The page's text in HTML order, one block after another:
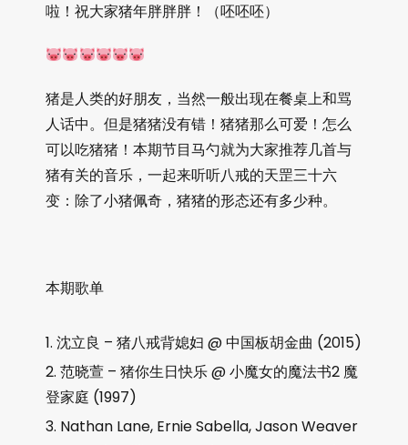
啦！祝大家猪年胖胖胖！（呸呸呸）
猪是人类的好朋友，当然一般出现在餐桌上和骂
人话中。但是猪猪没有错！猪猪那么可爱！怎么
可以吃猪猪！本期节目马勺就为大家推荐几首与
猪有关的音乐，一起来听听八戒的天罡三十六
变：除了小猪佩奇，猪猪的形态还有多少种。
本期歌单
沈立良 – 猪八戒背媳妇 @ 中国板胡金曲 (2015)
范晓萱 – 猪你生日快乐 @ 小魔女的魔法书2 魔
登家庭 (1997)
Nathan Lane, Ernie Sabella, Jason Weaver